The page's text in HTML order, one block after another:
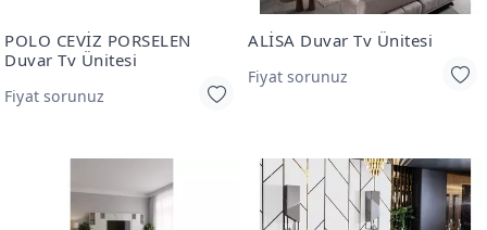
POLO CEVİZ PORSELEN
Duvar Tv Ünitesi
Fiyat sorunuz
ALİSA Duvar Tv Ünitesi
Fiyat sorunuz